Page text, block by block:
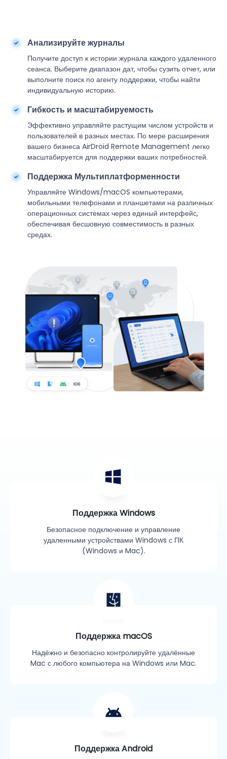
Анализируйте журналы
Получите доступ к истории журнала каждого удаленного
сеанса. Выберите диапазон дат, чтобы сузить отчет, или
выполните поиск по агенту поддержки, чтобы найти
индивидуальную историю.
Гибкость и масштабируемость
Эффективно управляйте растущим числом устройств и
пользователей в разных местах. По мере расширения
вашего бизнеса AirDroid Remote Management легко
масштабируется для поддержки ваших потребностей.
Поддержка Мультиплатформенности
Управляйте Windows/macOS компьютерами,
мобильными телефонами и планшетами на различных
операционных системах через единый интерфейс,
обеспечивая бесшовную совместимость в разных
средах.
Поддержка Windows
Безопасное подключение и управление
удаленными устройствами Windows с ПК
(Windows и Mac).
Поддержка macOS
Надёжно и безопасно контролируйте удалённые
Mac с любого компьютера на Windows или Mac.
Поддержка Android